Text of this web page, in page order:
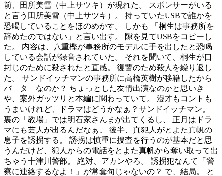
前、田所美雪（中上サツキ）が現れた。 スポンサーがいる
と言う田所美雪（中上サツキ）。 持っていたUSBで誰かを
恐喝していることをほのめかす。 しかも 「桐生は事務所を
辞めたのではない」と言い出す。 隙を見てUSBをコピーし
た。 内容は、八重樫が事務所のモデルに手を出したと恐喝
している会話が録音されていた。 それを聞いて、桐生が口
封じのために殺されたと直感。 復讐のため殺人を繰り返し
た。 サンドイッチマンの事務所に高橋英樹が移籍したから
バーターなのか？ ちょっとした友情出演なのかと思いき
や、案外ガッツリと本編に関わっていて。 漫才もコントも
うまいけれど、ドラマはどうかなぁ？サンドイッチマン。
裏の「教場」では明石家さんまが出てくるし、 正月はドラ
マにも芸人が出るんだなぁ。 後半、真犯人がとよた真帆の
息子を誘拐する。 誘拐は慎重に捜査を行うのが基本だと思
うんだけど、犯人からの電話をとよた真帆から奪い取って出
ちゃう十津川警部。 絶対、アカンやろ。 誘拐犯なんて「警
察に連絡するなよ！」が常套句じゃないの？ で、結局。 と